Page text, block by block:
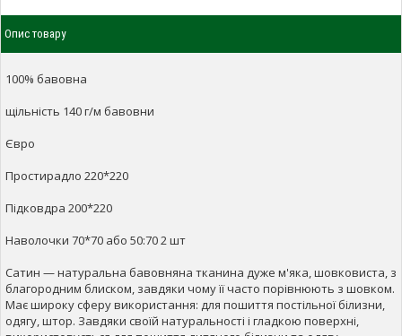
Опис товару
100% бавовна
щільність 140 г/м бавовни
Євро
Простирадло 220*220
Підковдра 200*220
Наволочки 70*70 або 50:70 2 шт
Сатин — натуральна бавовняна тканина дуже м'яка, шовковиста, з
благородним блиском, завдяки чому її часто порівнюють з шовком.
Має широку сферу використання: для пошиття постільної білизни,
одягу, штор. Завдяки своїй натуральності і гладкою поверхні,